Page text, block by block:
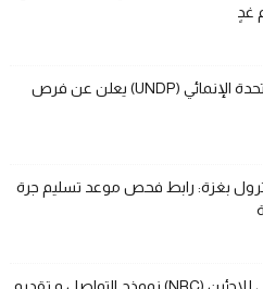
غدٍ
برنامج الأمم المتحدة الإنمائي (UNDP) يعلن عن فرص
بغزة: رابط فحص موعد تسليم جرة